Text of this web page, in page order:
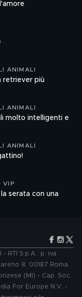
ANIMALI
retriever più
ANIMALI
molto intelligenti e
ANIMALI
VIP
la serata con una
RTI S.p.A.: p. iva
8, 00187 Roma.
(MI) - Cap. Soc.
For Europe N.V. -